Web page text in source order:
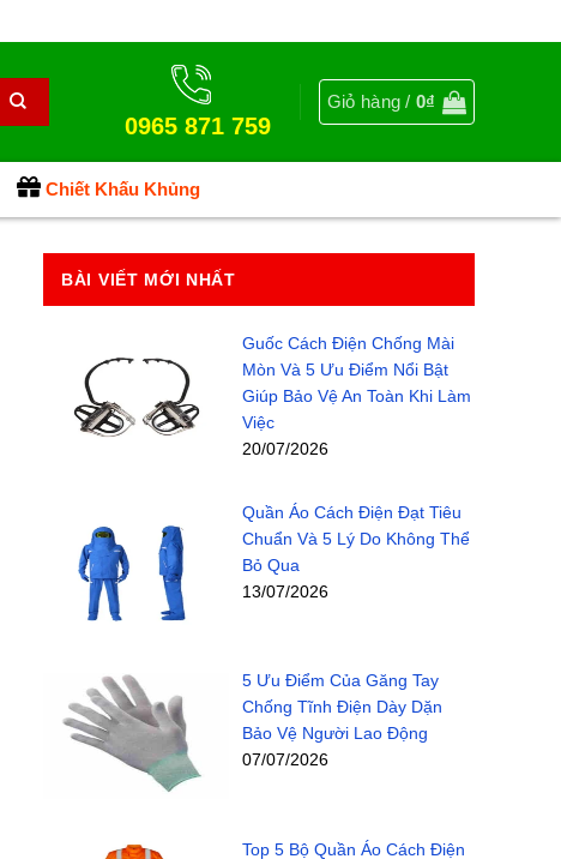
0965 871 759
Giỏ hàng /0₫
Chiết Khấu Khủng
BÀI VIẾT MỚI NHẤT
Guốc Cách Điện Chống Mài
Mòn Và 5 Ưu Điểm Nổi Bật
Giúp Bảo Vệ An Toàn Khi Làm
Việc
20/07/2026
Quần Áo Cách Điện Đạt Tiêu
Chuẩn Và 5 Lý Do Không Thể
Bỏ Qua
13/07/2026
5 Ưu Điểm Của Găng Tay
Chống Tĩnh Điện Dày Dặn
Bảo Vệ Người Lao Động
07/07/2026
Top 5 Bộ Quần Áo Cách Điện